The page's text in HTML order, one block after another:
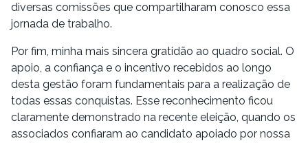
diversas comissões que compartilharam conosco essa
jornada de trabalho.
Por fim, minha mais sincera gratidão ao quadro social. O
apoio, a confiança e o incentivo recebidos ao longo
desta gestão foram fundamentais para a realização de
todas essas conquistas. Esse reconhecimento ficou
claramente demonstrado na recente eleição, quando os
associados confiaram ao candidato apoiado por nossa